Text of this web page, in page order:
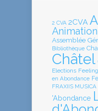
2 CVA 2CVA
Animation
Assemblée
Bibliothèque
Châtel
Elections
en Abondance
FRAXIIS MUSICA
'Abondance